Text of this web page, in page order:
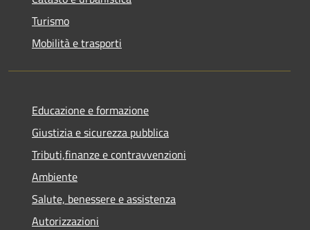
Turismo
Mobilità e trasporti
Educazione e formazione
Giustizia e sicurezza pubblica
Tributi,finanze e contravvenzioni
Ambiente
Salute, benessere e assistenza
Autorizzazioni